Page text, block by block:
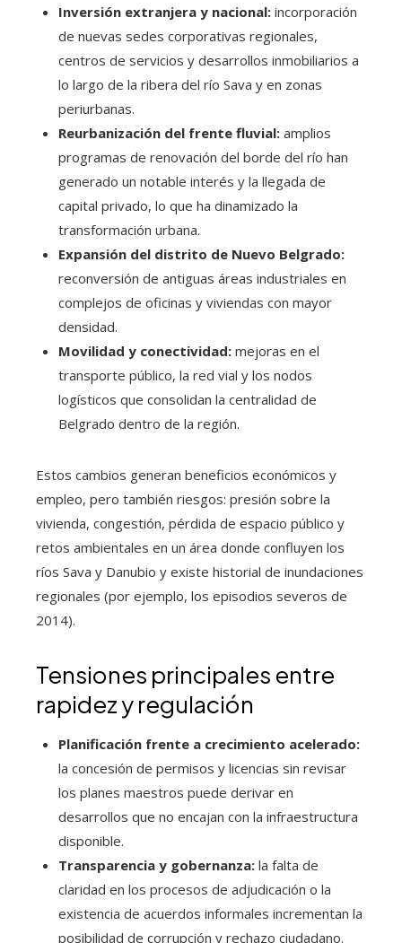
Inversión extranjera y nacional: incorporación
de nuevas sedes corporativas regionales,
centros de servicios y desarrollos inmobiliarios a
lo largo de la ribera del río Sava y en zonas
periurbanas.
Reurbanización del frente fluvial: amplios
programas de renovación del borde del río han
generado un notable interés y la llegada de
capital privado, lo que ha dinamizado la
transformación urbana.
Expansión del distrito de Nuevo Belgrado:
reconversión de antiguas áreas industriales en
complejos de oficinas y viviendas con mayor
densidad.
Movilidad y conectividad: mejoras en el
transporte público, la red vial y los nodos
logísticos que consolidan la centralidad de
Belgrado dentro de la región.
Estos cambios generan beneficios económicos y
empleo, pero también riesgos: presión sobre la
vivienda, congestión, pérdida de espacio público y
retos ambientales en un área donde confluyen los
ríos Sava y Danubio y existe historial de inundaciones
regionales (por ejemplo, los episodios severos de
2014).
Tensiones principales entre
rapidez y regulación
Planificación frente a crecimiento acelerado:
la concesión de permisos y licencias sin revisar
los planes maestros puede derivar en
desarrollos que no encajan con la infraestructura
disponible.
Transparencia y gobernanza: la falta de
claridad en los procesos de adjudicación o la
existencia de acuerdos informales incrementan la
posibilidad de corrupción y rechazo ciudadano.